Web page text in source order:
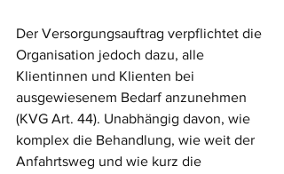
Der Versorgungsauftrag verpflichtet die
Organisation jedoch dazu, alle
Klientinnen und Klienten bei
ausgewiesenem Bedarf anzunehmen
(KVG Art. 44). Unabhängig davon, wie
komplex die Behandlung, wie weit der
Anfahrtsweg und wie kurz die